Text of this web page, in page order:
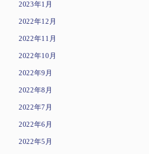
2023年1月
2022年12月
2022年11月
2022年10月
2022年9月
2022年8月
2022年7月
2022年6月
2022年5月